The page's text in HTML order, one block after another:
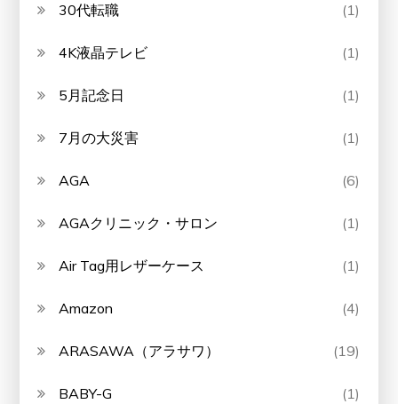
30代転職 (1)
4K液晶テレビ (1)
5月記念日 (1)
7月の大災害 (1)
AGA (6)
AGAクリニック・サロン (1)
Air Tag用レザーケース (1)
Amazon (4)
ARASAWA（アラサワ） (19)
BABY-G (1)